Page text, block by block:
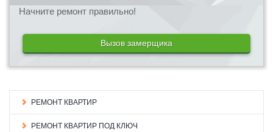
Начните ремонт правильно!
Вызов замерщика
РЕМОНТ КВАРТИР
РЕМОНТ КВАРТИР ПОД КЛЮЧ